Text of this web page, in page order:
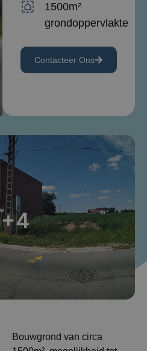
1500m²
grondoppervlakte
Contacteer Ons
+4
Bouwgrond van circa